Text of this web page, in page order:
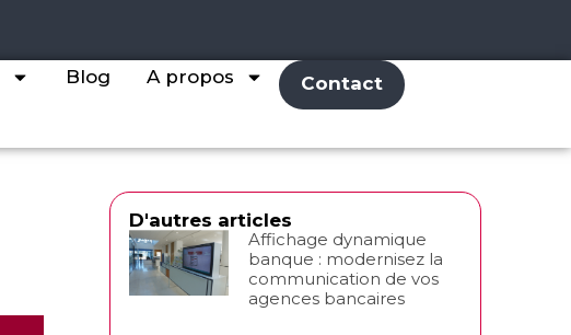
Blog A propos Contact
D'autres articles
Affichage dynamique
banque : modernisez la
communication de vos
agences bancaires